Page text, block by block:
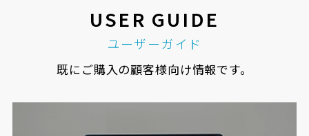
USER GUIDE
ユーザーガイド
既にご購入の顧客様向け情報です。